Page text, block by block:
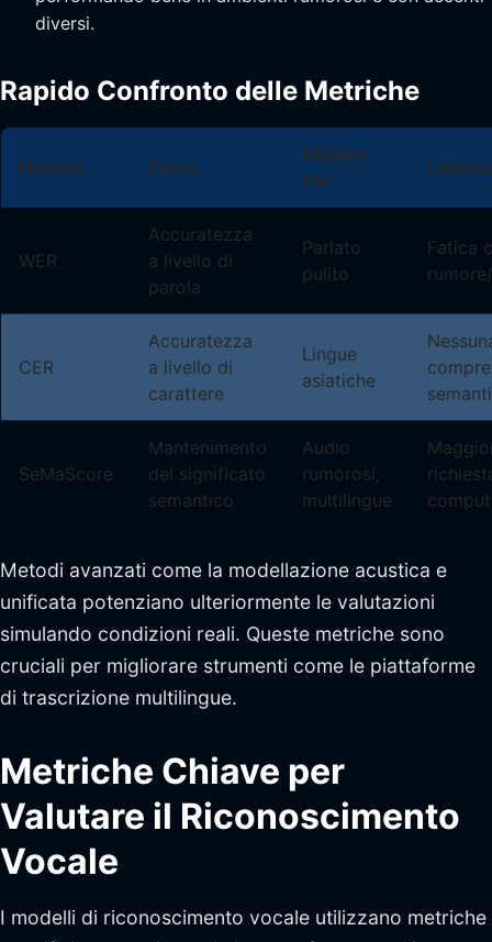
diversi.
Rapido Confronto delle Metriche
Metrica Focus
Migliore
Per
WER
Accuratezza
a livello di
parola
Parlato
pulito
Fatica
CER
Accuratezza
a livello di
carattere
Lingue
asiatiche
SeMaScore
Mantenimento
del significato
semantico
Audio
rumorosi,
multilingue
Metodi avanzati come la modellazione acustica e
unificata potenziano ulteriormente le valutazioni
simulando condizioni reali. Queste metriche sono
cruciali per migliorare strumenti come le piattaforme
di trascrizione multilingue.
Metriche Chiave per
Valutare il Riconoscimento
Vocale
I modelli di riconoscimento vocale utilizzano metriche